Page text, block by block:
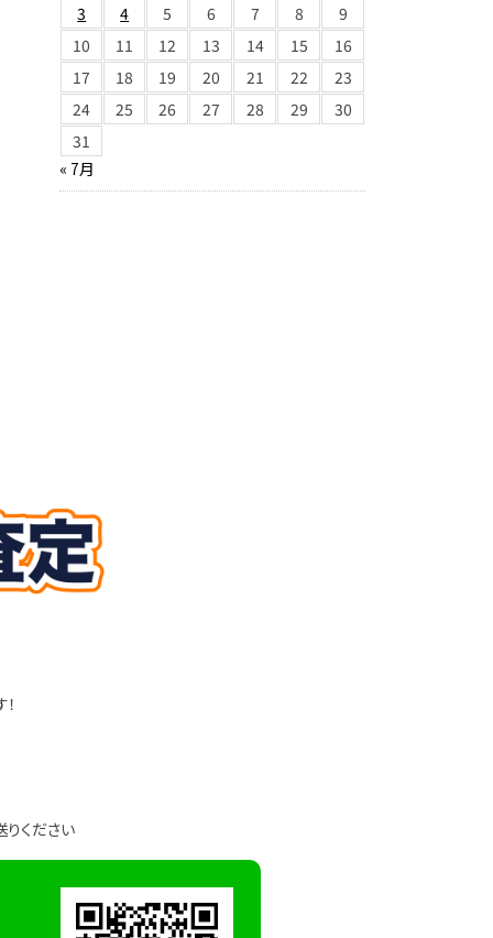
3
4 5 6 7 8
9
10
11 12 13 14 15
16
17
18 19 20 21 22
23
24
25 26 27 28 29
30
31
« 7月
ください